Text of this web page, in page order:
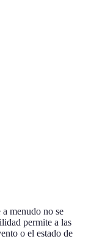
menudo no se
permite a las
o el estado de